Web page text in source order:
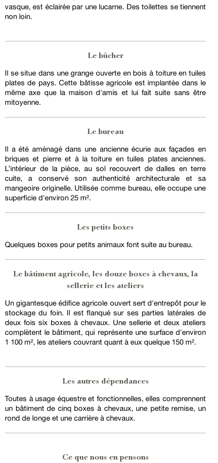
vasque, est éclairée par une lucarne. Des toilettes se tiennent
non loin.
Le bûcher
Il se situe dans une grange ouverte en bois à toiture en tuiles
plates de pays. Cette bâtisse agricole est implantée dans le
même axe que la maison d'amis et lui fait suite sans être
mitoyenne.
Le bureau
Il a été aménagé dans une ancienne écurie aux façades en
briques et pierre et à la toiture en tuiles plates anciennes.
L’intérieur de la pièce, au sol recouvert de dalles en terre
cuite, a conservé son authenticité architecturale et sa
mangeoire originelle. Utilisée comme bureau, elle occupe une
superficie d'environ 25 m².
Les petits boxes
Quelques boxes pour petits animaux font suite au bureau.
Le bâtiment agricole, les douze boxes à chevaux, la
sellerie et les ateliers
Un gigantesque édifice agricole ouvert sert d'entrepôt pour le
stockage du foin. Il est flanqué sur ses parties latérales de
deux fois six boxes à chevaux. Une sellerie et deux ateliers
complètent le bâtiment, qui représente une surface d'environ
1 100 m², les ateliers couvrant quant à eux quelque 150 m².
Les autres dépendances
Toutes à usage équestre et fonctionnelles, elles comprennent
un bâtiment de cinq boxes à chevaux, une petite remise, un
rond de longe et une carrière à chevaux.
Ce que nous en pensons